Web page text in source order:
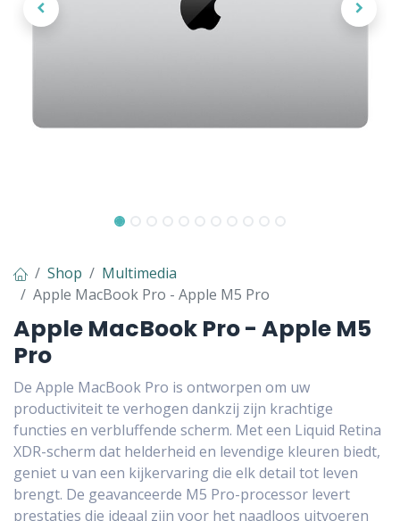
Shop
Multimedia
Apple MacBook Pro - Apple M5 Pro
Apple MacBook Pro - Apple M5
Pro
De Apple MacBook Pro is ontworpen om uw
productiviteit te verhogen dankzij zijn krachtige
functies en verbluffende scherm. Met een Liquid Retina
XDR-scherm dat helderheid en levendige kleuren biedt,
geniet u van een kijkervaring die elk detail tot leven
brengt. De geavanceerde M5 Pro-processor levert
prestaties die ideaal zijn voor het naadloos uitvoeren